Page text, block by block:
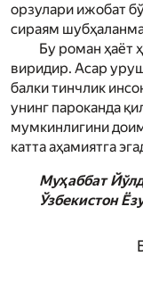
орзулари ижобат
сираям
Бу роман ҳаёт
виридир. Асар
балки тинчлик
унинг пароканда
мумкинлигини
катта аҳамиятга
Муҳаббат
Ўзбекистон